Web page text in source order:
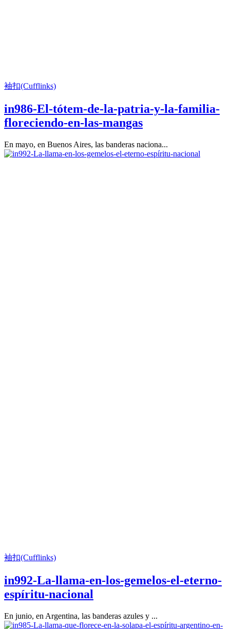
袖扣(Cufflinks)
in986-El-tótem-de-la-patria-y-la-familia-
floreciendo-en-las-mangas
En mayo, en Buenos Aires, las banderas naciona...
袖扣(Cufflinks)
in992-La-llama-en-los-gemelos-el-eterno-
espíritu-nacional
En junio, en Argentina, las banderas azules y ...